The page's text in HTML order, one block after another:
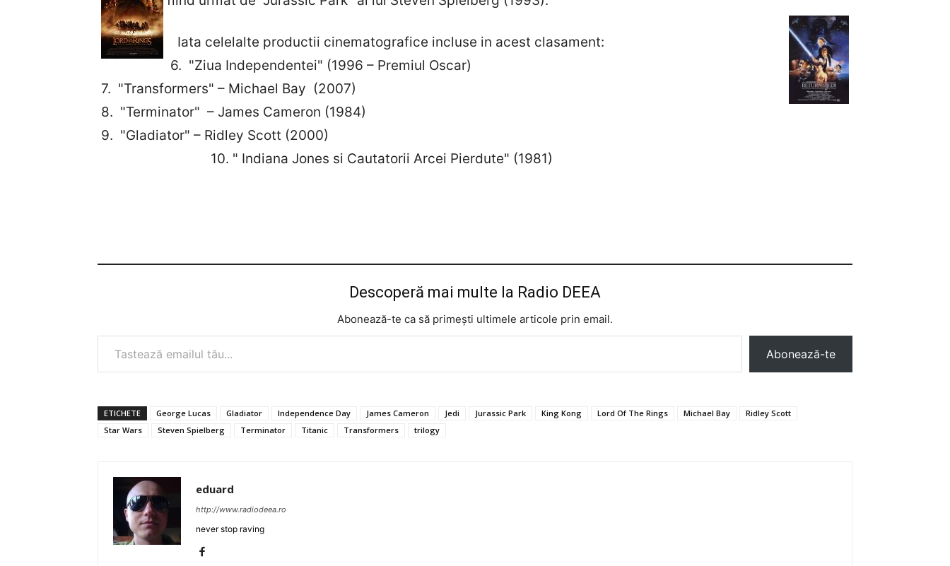
Iata celelalte productii cinematografice incluse in acest clasament:
6. "Ziua Independentei" (1996 – Premiul Oscar)
7. "Transformers" – Michael Bay (2007)
8. "Terminator" – James Cameron (1984)
9. "Gladiator" – Ridley Scott (2000)
10. " Indiana Jones si Cautatorii Arcei Pierdute" (1981)
Descoperă mai multe la Radio DEEA
Abonează-te ca să primești ultimele articole prin email.
Tastează emailul tău...
Abonează-te
ETICHETE George Lucas Gladiator Independence Day James Cameron Jedi Jurassic Park King Kong Lord Of The Rings Michael Bay
Ridley Scott
Star Wars
Steven Spielberg Terminator Titanic Transformers trilogy
eduard
http://www.radiodeea.ro
never stop raving